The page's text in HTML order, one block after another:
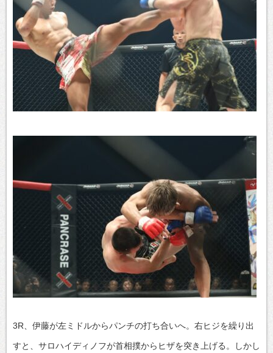
3R、伊藤が左ミドルからパンチの打ち合いへ。右ヒジを繰り出
すと、サロハイディノフが首相撲からヒザを突き上げる。しかし